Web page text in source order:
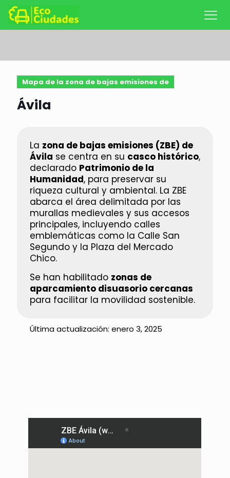
Mapa de la zona de bajas emisiones de
Ávila
La zona de bajas emisiones (ZBE) de
Ávila se centra en su casco histórico,
declarado Patrimonio de la
Humanidad, para preservar su
riqueza cultural y ambiental. La ZBE
abarca el área delimitada por las
murallas medievales y sus accesos
principales, incluyendo calles
emblemáticas como la Calle San
Segundo y la Plaza del Mercado
Chico.
Se han habilitado zonas de
aparcamiento disuasorio cercanas
para facilitar la movilidad sostenible.
Última actualización: enero 3, 2025